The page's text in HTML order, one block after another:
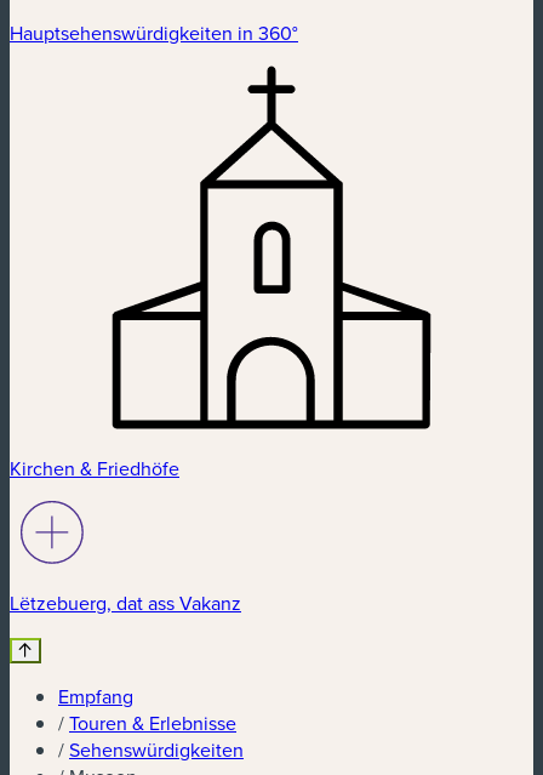
Hauptsehenswürdigkeiten in 360°
Kirchen & Friedhöfe
Lëtzebuerg, dat ass Vakanz
Empfang
/Touren & Erlebnisse
/Sehenswürdigkeiten